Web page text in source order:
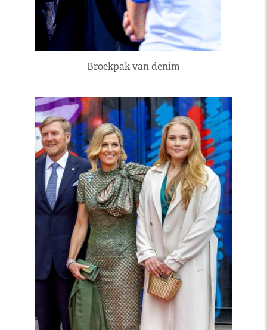
Broekpak van denim